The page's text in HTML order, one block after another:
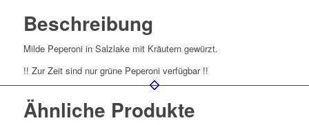
Beschreibung
Milde Peperoni in Salzlake mit Kräutern gewürzt.
!! Zur Zeit sind nur grüne Peperoni verfügbar !!
Ähnliche Produkte